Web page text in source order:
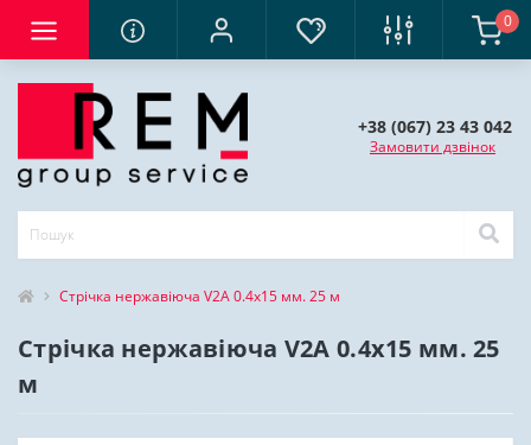
0
+38 (067) 23 43 042
Замовити дзвінок
Стрічка нержавіюча V2A 0.4х15 мм. 25 м
Стрічка нержавіюча V2A 0.4х15 мм. 25
м